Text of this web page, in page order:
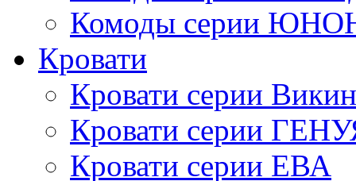
Комоды серии
Кровати
Кровати серии
Кровати серии
Кровати серии ЕВА